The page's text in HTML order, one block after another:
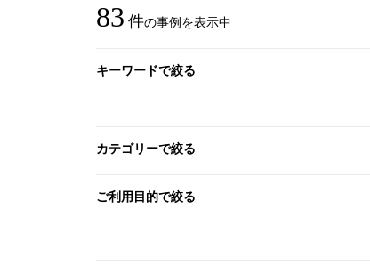
83 件の事例を表示中
キーワードで絞る
カテゴリーで絞る
ご利用目的で絞る